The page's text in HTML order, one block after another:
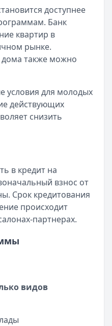
доступнее
Банк
квартир в
рынке.
дома также можно
условия для молодых
действующих
снизить
в кредит на
взнос от
Срок кредитования
происходит
партнерах.
видов